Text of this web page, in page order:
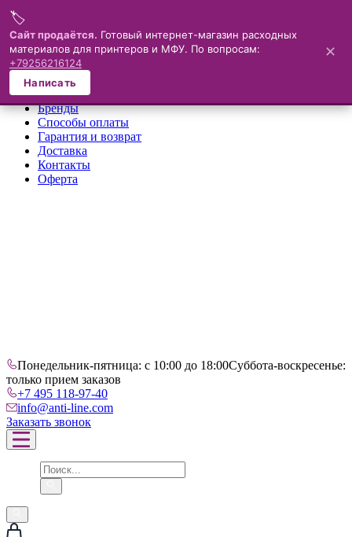
Меню
×
О компании
Каталог
Бренды
Способы оплаты
Гарантия и возврат
Доставка
Контакты
Оферта
Понедельник-пятница: с 10:00 до 18:00Суббота-воскресенье:
только прием заказов
+7 495 118-97-40
info@anti-line.com
Заказать звонок
🏷️
Сайт продаётся. Готовый интернет-магазин расходных
материалов для принтеров и МФУ. По вопросам:
+79256216124
Написать
✕